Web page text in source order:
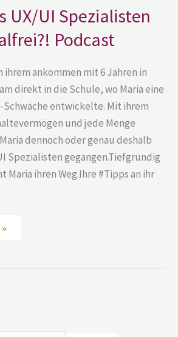
UX/UI Spezialisten
Podcast
ihrem ankommen mit 6 Jahren in
direkt in die Schule, wo Maria eine
Schwäche entwickelte. Mit ihrem
und jede Menge
dennoch oder genau deshalb
Spezialisten gegangen.Tiefgründig
ihren Weg.Ihre #Tipps an ihr